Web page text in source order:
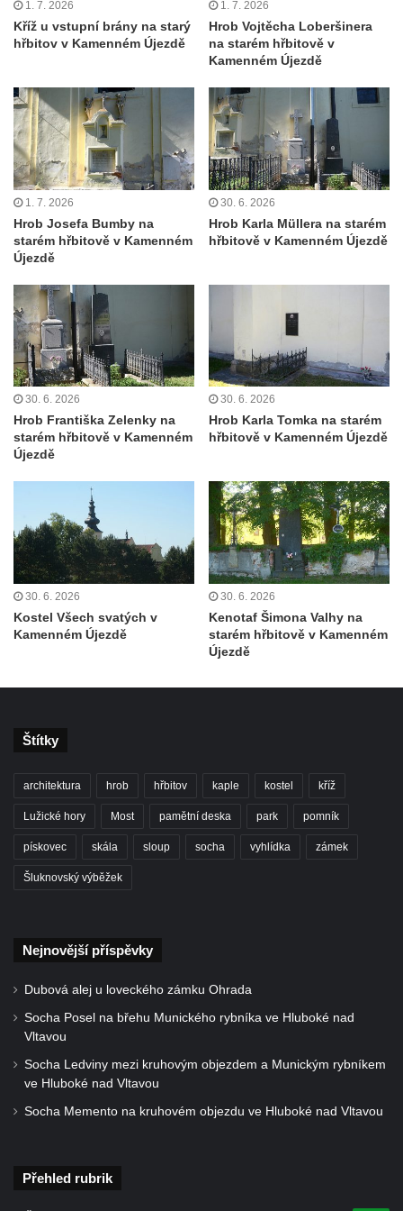
Cítolibech
Hrob rodiny Mildorfových na hřbitově v
Hrob Marie Vostré na hřbitově v Cítolibech
Hrob Josefa Friče na hřbitově v Cítolibech
Hrob Václava Jindřicha na hřbitově v
Cítolibech
Hrob Marie Hartmanové na hřbitově v
Cítolibech
Hrob Josefa Fořta na hřbitově v Cítolibech
Chlumčanech
Hrob Václava Brauna na hřbitově v
Chlumčanech
Hrob Karla Schneidra na hřbitově ve
Hřivicích
Hrob Františka Pence a Václava Hůlky na
ve Hřivicích
Hrob Vincence Brzobohatého a Františka
Polívky na hřbitově ve Hřivicích
Hrob Karla Průchy na hřbitově v Jimlíně
Hrob Marie Wagner na hřbitově v Otvicích
Všestudech
Strupčicích
Hrob Theodora Paděry na hřbitově ve
Velkých Žernosekách
Hrob rodiny Victorinovy na hřbitově v
hřbitově v Chloumku v Mělníku
Chloumku v Mělníku
Hrob rodiny Vávrových na hřbitově v
Hrob rodiny Schmidlových na hřbitově v
Hrob rodiny Goldschmidových a
1. 7. 2026
Kříž u vstupní brány na starý
hřbitov v Kamenném Újezdě
1. 7. 2026
Hrob Vojtěcha Loberšinera
na starém hřbitově v
Kamenném Újezdě
1. 7. 2026
Hrob Josefa Bumby na
starém hřbitově v Kamenném
Újezdě
30. 6. 2026
Hrob Karla Müllera na starém
hřbitově v Kamenném Újezdě
30. 6. 2026
Hrob Františka Zelenky na
starém hřbitově v Kamenném
Újezdě
30. 6. 2026
Hrob Karla Tomka na starém
hřbitově v Kamenném Újezdě
30. 6. 2026
Kostel Všech svatých v
Kamenném Újezdě
30. 6. 2026
Kenotaf Šimona Valhy na
starém hřbitově v Kamenném
Újezdě
Štítky
architektura hrob hřbitov kaple kostel kříž
Lužické hory Most pamětní deska park pomník
pískovec skála sloup socha vyhlídka zámek
Šluknovský výběžek
Nejnovější příspěvky
Dubová alej u loveckého zámku Ohrada
Socha Posel na břehu Munického rybníka ve Hluboké nad
Vltavou
Socha Ledviny mezi kruhovým objezdem a Munickým rybníkem
ve Hluboké nad Vltavou
Socha Memento na kruhovém objezdu ve Hluboké nad Vltavou
Přehled rubrik